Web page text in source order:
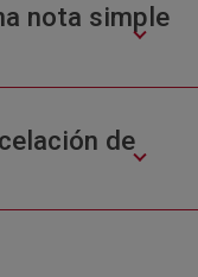
nota simple
de